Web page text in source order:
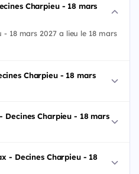
Charpieu - 18 mars
18 mars 2027 a lieu le 18 mars
Charpieu - 18 mars
Decines Charpieu - 18 mars
- Decines Charpieu - 18